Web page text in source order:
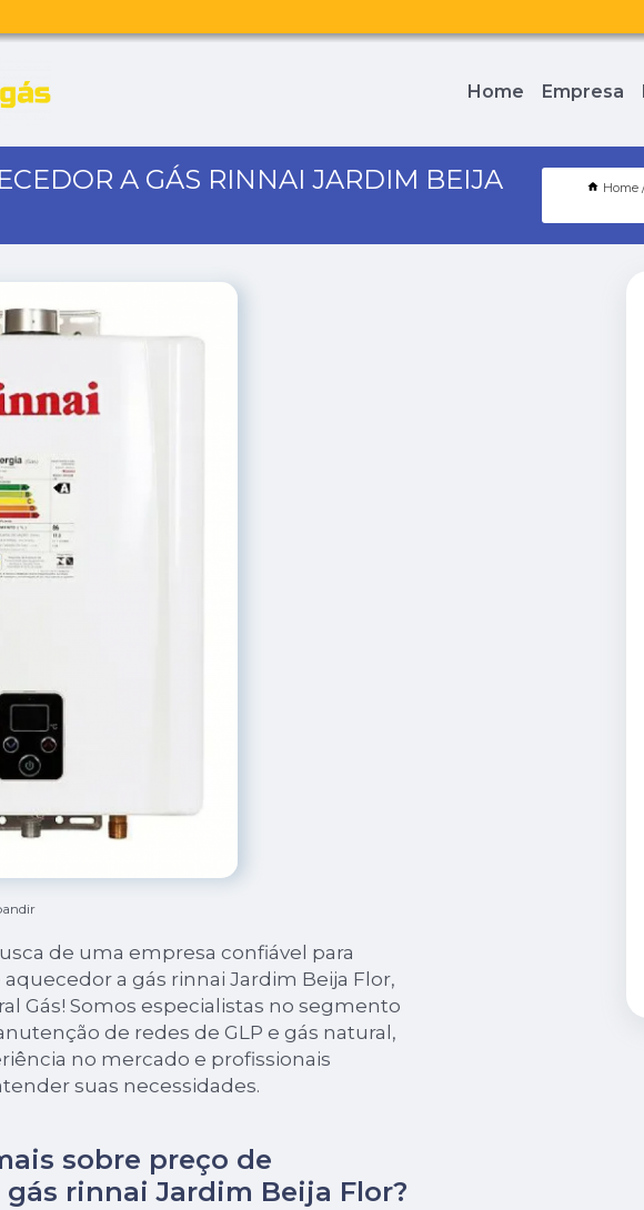
Home Empresa
A GÁS RINNAI JARDIM BEIJA
Home
de uma empresa confiável para
a gás rinnai Jardim Beija Flor,
Gás! Somos especialistas no segmento
de redes de GLP e gás natural,
no mercado e profissionais
suas necessidades.
sobre preço de
rinnai Jardim Beija Flor?